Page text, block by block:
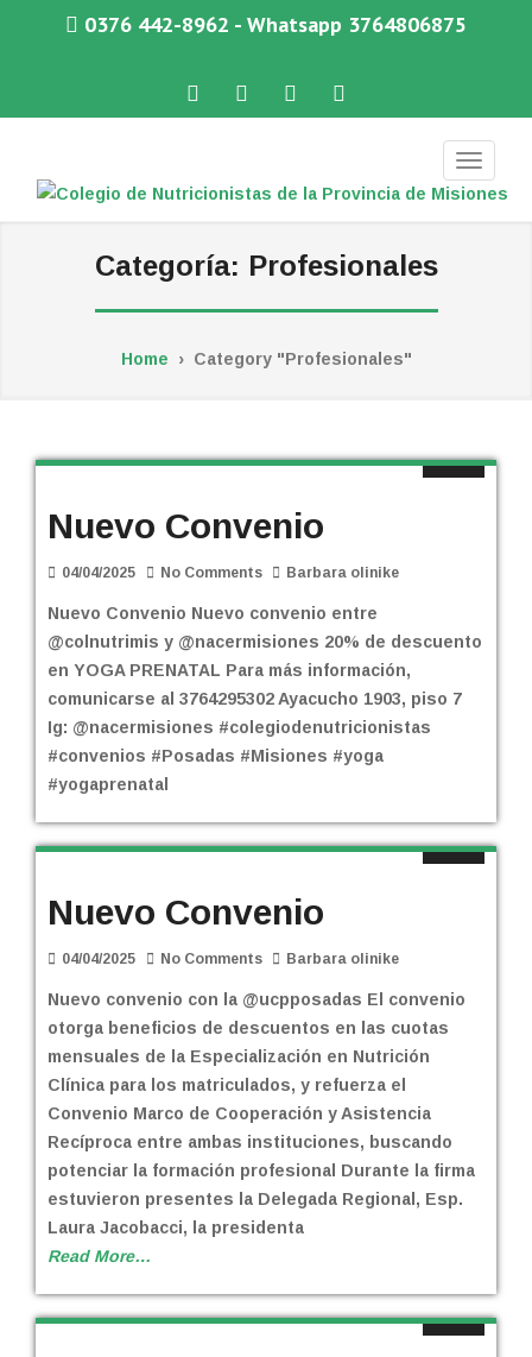
0376 442-8962 - Whatsapp 3764806875
FacebookTwitterInstagramWhatsApp
COLEGIO DE NUTRICIONISTAS DE LA PROVINCIA DE MISIONES
Categoría: Profesionales
Home › Category "Profesionales"
Nuevo Convenio
04/04/2025 No Comments Barbara olinike
Nuevo Convenio Nuevo convenio entre
@colnutrimis y @nacermisiones 20% de descuento
en YOGA PRENATAL Para más información,
comunicarse al 3764295302 Ayacucho 1903, piso 7
Ig: @nacermisiones #colegiodenutricionistas
#convenios #Posadas #Misiones #yoga
#yogaprenatal
Nuevo Convenio
04/04/2025 No Comments Barbara olinike
Nuevo convenio con la @ucpposadas El convenio
otorga beneficios de descuentos en las cuotas
mensuales de la Especialización en Nutrición
Clínica para los matriculados, y refuerza el
Convenio Marco de Cooperación y Asistencia
Recíproca entre ambas instituciones, buscando
potenciar la formación profesional Durante la firma
estuvieron presentes la Delegada Regional, Esp.
Laura Jacobacci, la presidenta
Read More…